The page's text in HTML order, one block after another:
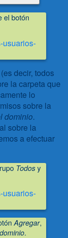
el botón
(es decir, todos
la carpeta que
lo
sobre la
dominio.
sobre la
a efectuar
Todos y
Agregar,
.